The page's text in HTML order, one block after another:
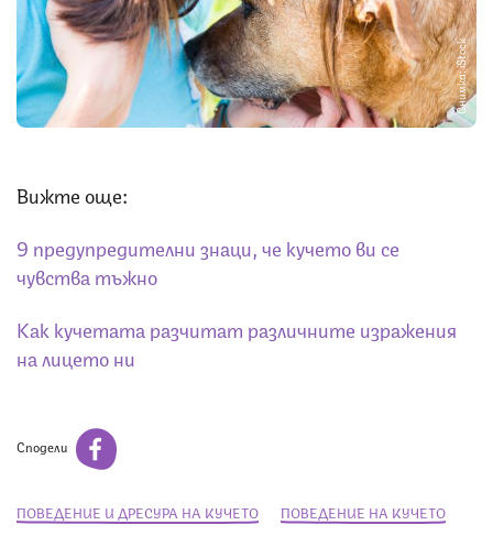
Снимка: iStock
Вижте още:
9 предупредителни знаци, че кучето ви се
чувства тъжно
Как кучетата разчитат различните изражения
на лицето ни
Сподели
ПОВЕДЕНИЕ И ДРЕСУРА НА КУЧЕТО ПОВЕДЕНИЕ НА КУЧЕТО